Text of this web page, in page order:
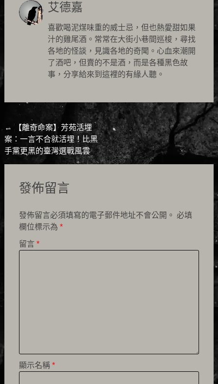
艾德嘉
喜歡喝泥煤味重的威士忌，但也熱愛甜如果
汁的雞尾酒。常常在大街小巷間巡梭，尋找
各地的怪談，見識各地的奇聞。心血來潮開
了酒吧，但賣的不是酒，而是各種黑色故
事，分享給來到這裡的有緣人聽。
Post
navigation
←
【離奇命案】芳苑活埋
案：一言不合就活埋！比黑
手黨更黑的臺灣選戰風雲
發佈留言
發佈留言必須填寫的電子郵件地址不會公開。 必填
欄位標示為 *
留言 *
顯示名稱 *